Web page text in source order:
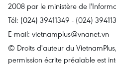
2008 par le ministère de
Tél: (024) 39411349 - (024)
E-mail: vietnamplus@vnanet.vn
© Droits d'auteur du
permission écrite préalable est